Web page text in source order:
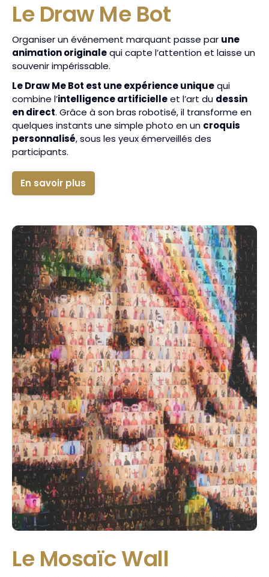
Le Draw Me Bot
Organiser un événement marquant passe par une
animation originalequi capte l’attention et laisse un
souvenir impérissable.
Le Draw Me Bot est une expérience uniquequi
combine l’intelligence artificielleet l’art du dessin
en direct. Grâce à son bras robotisé, il transforme en
quelques instants une simple photo en un croquis
personnalisé, sous les yeux émerveillés des
participants.
En savoir plus
Le Mosaïc Wall